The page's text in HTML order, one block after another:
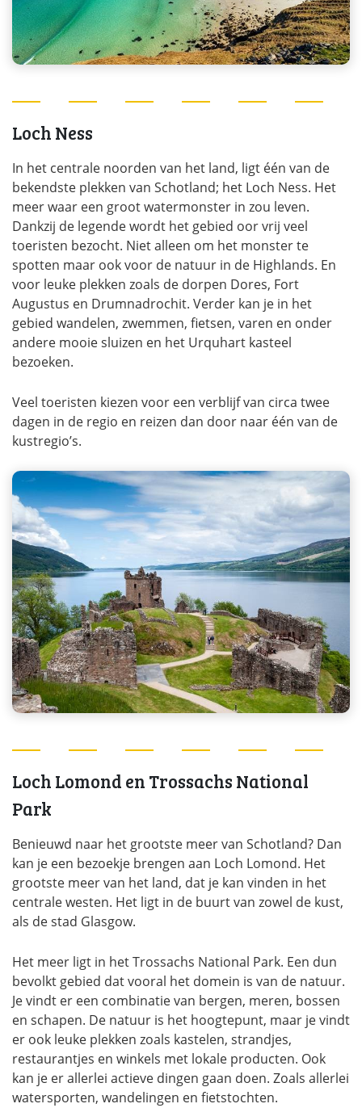
Loch Ness
In het centrale noorden van het land, ligt één van de
bekendste plekken van Schotland; het Loch Ness. Het
meer waar een groot watermonster in zou leven.
Dankzij de legende wordt het gebied oor vrij veel
toeristen bezocht. Niet alleen om het monster te
spotten maar ook voor de natuur in de Highlands. En
voor leuke plekken zoals de dorpen Dores, Fort
Augustus en Drumnadrochit. Verder kan je in het
gebied wandelen, zwemmen, fietsen, varen en onder
andere mooie sluizen en het Urquhart kasteel
bezoeken.
Veel toeristen kiezen voor een verblijf van circa twee
dagen in de regio en reizen dan door naar één van de
kustregio’s.
Loch Lomond en Trossachs National
Park
Benieuwd naar het grootste meer van Schotland? Dan
kan je een bezoekje brengen aan Loch Lomond. Het
grootste meer van het land, dat je kan vinden in het
centrale westen. Het ligt in de buurt van zowel de kust,
als de stad Glasgow.
Het meer ligt in het Trossachs National Park. Een dun
bevolkt gebied dat vooral het domein is van de natuur.
Je vindt er een combinatie van bergen, meren, bossen
en schapen. De natuur is het hoogtepunt, maar je vindt
er ook leuke plekken zoals kastelen, strandjes,
restaurantjes en winkels met lokale producten. Ook
kan je er allerlei actieve dingen gaan doen. Zoals allerlei
watersporten, wandelingen en fietstochten.